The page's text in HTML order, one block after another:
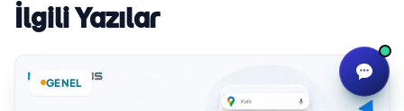
İlgili Yazılar
GENEL